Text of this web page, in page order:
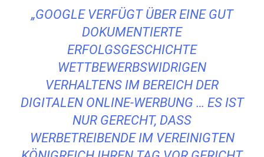
„GOOGLE VERFÜGT ÜBER EINE GUT
DOKUMENTIERTE
ERFOLGSGESCHICHTE
WETTBEWERBSWIDRIGEN
VERHALTENS IM BEREICH DER
DIGITALEN ONLINE-WERBUNG … ES IST
NUR GERECHT, DASS
WERBETREIBENDE IM VEREINIGTEN